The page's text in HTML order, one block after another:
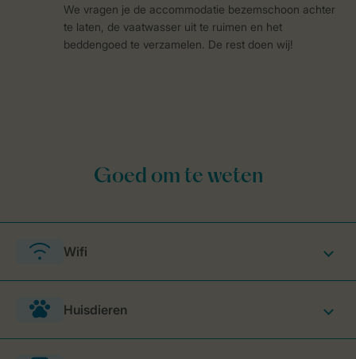
We vragen je de accommodatie bezemschoon achter
te laten, de vaatwasser uit te ruimen en het
beddengoed te verzamelen. De rest doen wij!
Wifi
Huisdieren